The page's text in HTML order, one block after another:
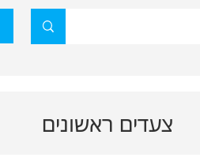
צעדים ראשונים